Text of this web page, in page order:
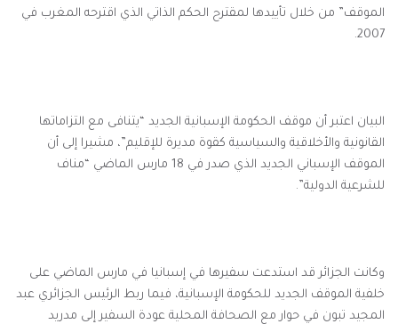
الموقف” من خلال تأييدها لمقترح الحكم الذاتي الذي اقترحه المغرب في
2007.
البيان اعتبر أن موقف الحكومة الإسبانية الجديد “يتنافى مع التزاماتها
القانونية والأخلاقية والسياسية كقوة مديرة للإقليم”، مشيرا إلى أن
الموقف الإسباني الجديد الذي صدر في 18 مارس الماضي “مناف
للشرعية الدولية”.
وكانت الجزائر قد استدعت سفيرها في إسبانيا في مارس الماضي على
خلفية الموقف الجديد للحكومة الإسبانية، فيما ربط الرئيس الجزائري عبد
المجيد تبون في حوار مع الصحافة المحلية عودة السفير إلى مدريد